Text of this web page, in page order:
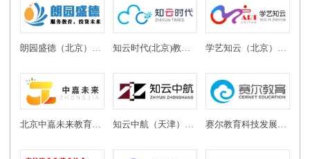
北京中嘉未来教育科技有限公司 知云中航（天津）教育科技有限公司 赛尔教育科技发展有限公司